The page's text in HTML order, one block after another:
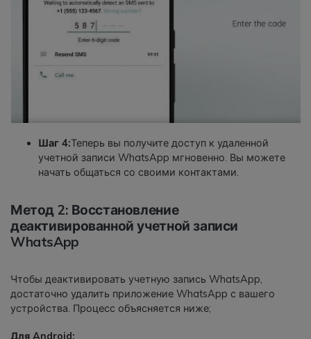
Шаг 4:Теперь вы получите доступ к удаленной
учетной записи WhatsApp мгновенно. Вы можете
начать общаться со своими контактами.
Метод 2: Восстановление
деактивированной учетной записи
WhatsApp
Чтобы деактивировать учетную запись WhatsApp,
достаточно удалить приложение WhatsApp с вашего
устройства. Процесс объясняется ниже;